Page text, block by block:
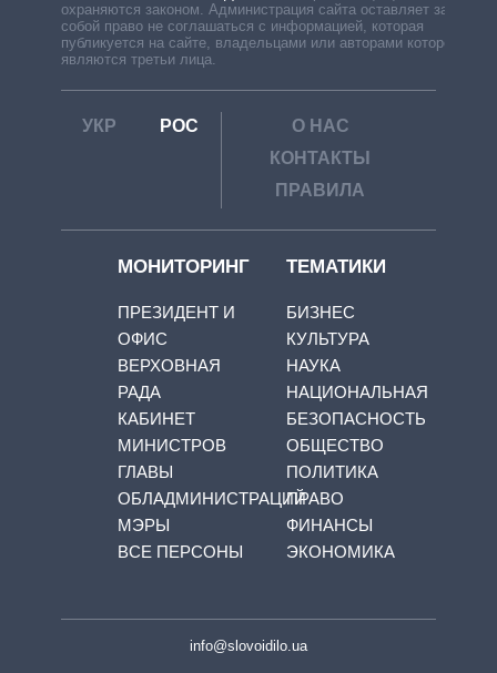
охраняются законом. Администрация сайта оставляет за
собой право не соглашаться с информацией, которая
публикуется на сайте, владельцами или авторами которой
являются третьи лица.
УКР РОС
О НАС
КОНТАКТЫ
ПРАВИЛА
МОНИТОРИНГ
ПРЕЗИДЕНТ И
ОФИС
ВЕРХОВНАЯ
РАДА
КАБИНЕТ
МИНИСТРОВ
ГЛАВЫ
ОБЛАДМИНИСТРАЦИЙ
МЭРЫ
ВСЕ ПЕРСОНЫ
ТЕМАТИКИ
БИЗНЕС
КУЛЬТУРА
НАУКА
НАЦИОНАЛЬНАЯ
БЕЗОПАСНОСТЬ
ОБЩЕСТВО
ПОЛИТИКА
ПРАВО
ФИНАНСЫ
ЭКОНОМИКА
info@slovoidilo.ua